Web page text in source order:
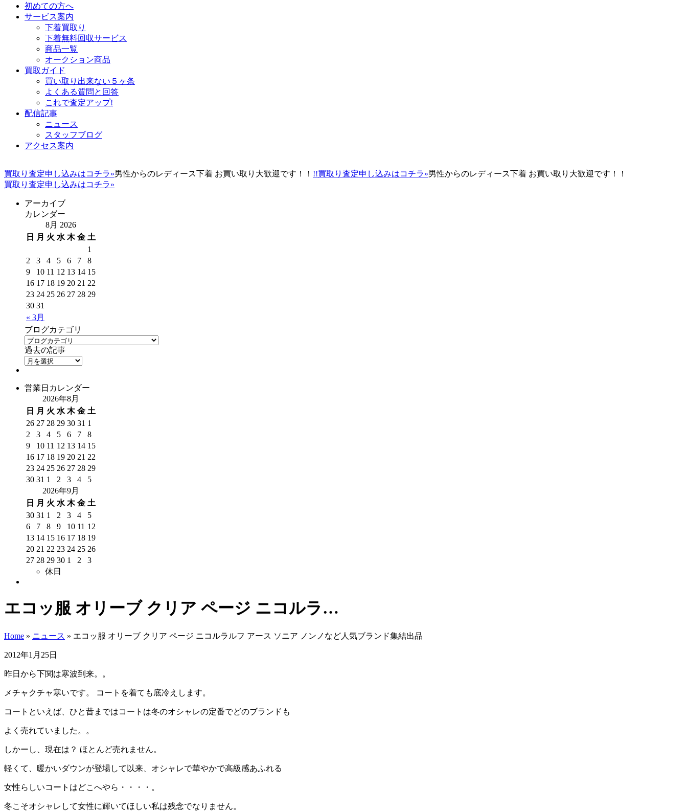
初めての方へ
サービス案内
下着買取り
下着無料回収サービス
商品一覧
オークション商品
買取ガイド
買い取り出来ない５ヶ条
よくある質問と回答
これで査定アップ!
配信記事
ニュース
スタッフブログ
アクセス案内
買取り査定申し込みはコチラ»男性からのレディース下着 お買い取り大歓迎です！！ !!買取り査定申し込みはコチラ»男性からのレディース下着 お買い取り大歓迎です！！
買取り査定申し込みはコチラ»
アーカイブ
カレンダー
8月 2026
日
月 火 水 木 金 土
« 3月
1
2
3 4 5 6 7
8
9
10 11 12 13 14 15
16 17 18 19 20 21 22
23 24 25 26 27 28 29
30 31
ブログカテゴリ
過去の記事
営業日カレンダー
2026年8月
日
月 火 水 木 金 土
26 27 28 29 30 31 1
2
3 4 5 6 7
8
9
10 11 12 13 14 15
16 17 18 19 20 21 22
23 24 25 26 27 28 29
30 31 1 2 3 4
5
2026年9月
日
月 火 水 木 金 土
30 31 1 2 3 4
5
6
7 8 9 10 11 12
13 14 15 16 17 18 19
20 21 22 23 24 25 26
27 28 29 30 1 2
3
休日
エコッ服 オリーブ クリア ページ ニコルラ…
Home » ニュース » エコッ服 オリーブ クリア ページ ニコルラルフ アース ソニア ノンノなど人気ブランド集結出品
2012年1月25日
昨日から下関は寒波到来。。
メチャクチャ寒いです。 コートを着ても底冷えします。
コートといえば、ひと昔まではコートは冬のオシャレの定番でどのブランドも
よく売れていました。。
しかーし、現在は？ ほとんど売れません。
軽くて、暖かいダウンが登場して以来、オシャレで華やかで高級感あふれる
女性らしいコートはどこへやら・・・・。
冬こそオシャレして女性に輝いてほしい私は残念でなりません。